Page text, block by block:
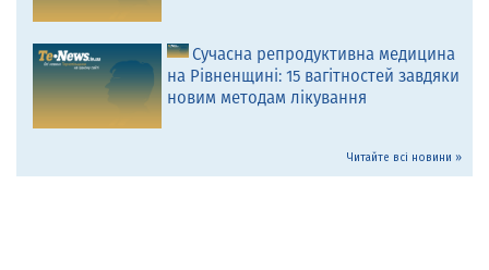
Сучасна репродуктивна медицина
на Рівненщині: 15 вагітностей завдяки
новим методам лікування
Читайте всі новини »